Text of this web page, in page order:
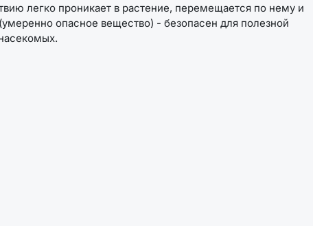
легко проникает в растение, перемещается по нему и
опасное вещество) - безопасен для полезной